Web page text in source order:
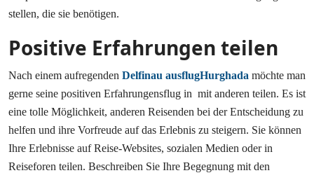
stellen, die sie benötigen.
Positive Erfahrungen teilen
Nach einem aufregenden Delfinau ausflugHurghada möchte man
gerne seine positiven Erfahrungensflug in mit anderen teilen. Es ist
eine tolle Möglichkeit, anderen Reisenden bei der Entscheidung zu
helfen und ihre Vorfreude auf das Erlebnis zu steigern. Sie können
Ihre Erlebnisse auf Reise-Websites, sozialen Medien oder in
Reiseforen teilen. Beschreiben Sie Ihre Begegnung mit den